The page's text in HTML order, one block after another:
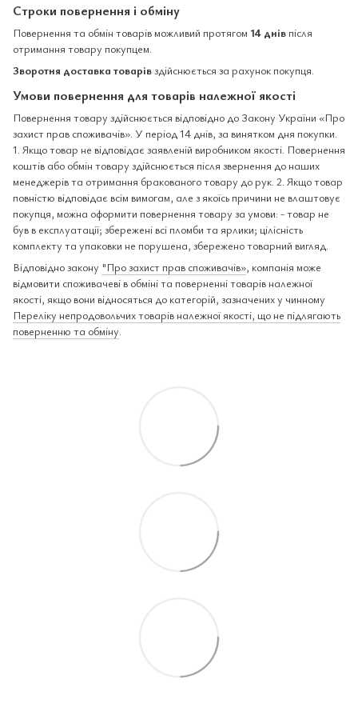
Строки повернення і обміну
Повернення та обмін товарів можливий протягом 14 днів після
отримання товару покупцем.
Зворотня доставка товарівздійснюється за рахунок покупця.
Умови повернення для товарів належної якості
Повернення товару здійснюється відповідно до Закону України «Про
захист прав споживачів». У період 14 днів, за винятком дня покупки.
1. Якщо товар не відповідає заявленій виробником якості. Повернення
коштів або обмін товару здійснюється після звернення до наших
менеджерів та отримання бракованого товару до рук. 2. Якщо товар
повністю відповідає всім вимогам, але з якоїсь причини не влаштовує
покупця, можна оформити повернення товару за умови: - товар не
був в експлуатації; збережені всі пломби та ярлики; цілісність
комплекту та упаковки не порушена, збережено товарний вигляд.
Відповідно закону "Про захист прав споживачів», компанія може
відмовити споживачеві в обміні та поверненні товарів належної
якості, якщо вони відносяться до категорій, зазначених у чинному
Переліку непродовольчих товарів належної якості, що не підлягають
поверненню та обміну